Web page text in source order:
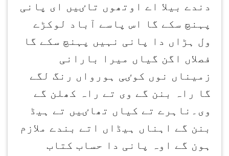
دندے بیلا اے اوتھوں تاٸیں ای پانی
پہنچ سکے گا اس پاسے آباد لوکڑے
ول ہڑاں دا پانی نہیں پہنچ سکے گا
فصلاں اگن گیاں میرا بارانی
زمیناں نوں کوٸی ہورواں رنگ لگے
گا راہ بنن گے وی تے راہ کھلن گے
وی۔ناہرے تے کیاں تھاٸیں تے ہیڈ
بنن گے اہناں ہیڈاں اتے بندے ملازم
ہون گے اوہ پانی دا حساب کتاب